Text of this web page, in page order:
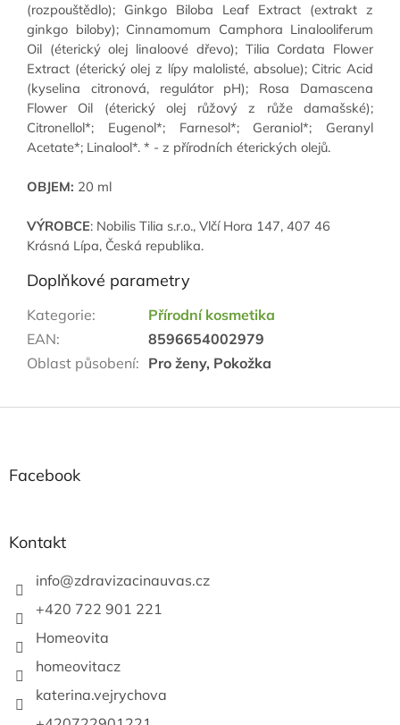
(rozpouštědlo); Ginkgo Biloba Leaf Extract (extrakt z
ginkgo biloby); Cinnamomum Camphora Linalooliferum
Oil (éterický olej linaloové dřevo); Tilia Cordata Flower
Extract (éterický olej z lípy malolisté, absolue); Citric Acid
(kyselina citronová, regulátor pH); Rosa Damascena
Flower Oil (éterický olej růžový z růže damašské);
Citronellol*; Eugenol*; Farnesol*; Geraniol*; Geranyl
Acetate*; Linalool*. * - z přírodních éterických olejů.
OBJEM: 20 ml
VÝROBCE: Nobilis Tilia s.r.o., Vlčí Hora 147, 407 46
Krásná Lípa, Česká republika.
Doplňkové parametry
Kategorie:
Přírodní kosmetika
EAN:
8596654002979
Oblast působení: Pro ženy, Pokožka
Facebook
Kontakt
info@zdravizacinauvas.cz
+420 722 901 221
Homeovita
homeovitacz
katerina.vejrychova